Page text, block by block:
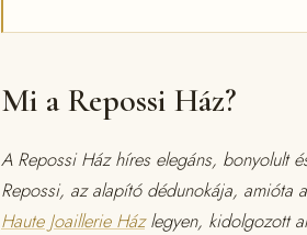
Mi a Repossi Ház?
A Repossi Ház híres elegáns, bonyolult
Repossi, az alapító dédunokája, amióta
Haute Joaillerie Házlegyen, kidolgozott